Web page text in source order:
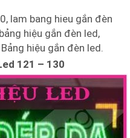
lam bang hieu gắn đèn
hiệu gắn đèn led,
hiệu gắn đèn led.
121 – 130